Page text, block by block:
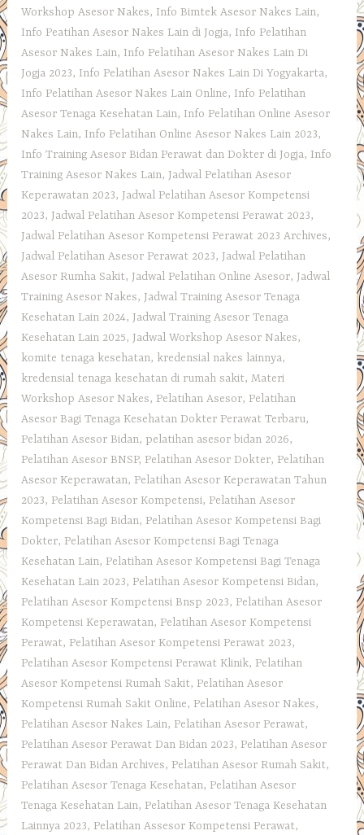
Workshop Asesor Nakes, Info Bimtek Asesor Nakes Lain,
Info Peatihan Asesor Nakes Lain di Jogja, Info Pelatihan
Asesor Nakes Lain, Info Pelatihan Asesor Nakes Lain Di
Jogja 2023, Info Pelatihan Asesor Nakes Lain Di Yogyakarta,
Info Pelatihan Asesor Nakes Lain Online, Info Pelatihan
Asesor Tenaga Kesehatan Lain, Info Pelatihan Online Asesor
Nakes Lain, Info Pelatihan Online Asesor Nakes Lain 2023,
Info Training Asesor Bidan Perawat dan Dokter di Jogja, Info
Training Asesor Nakes Lain, Jadwal Pelatihan Asesor
Keperawatan 2023, Jadwal Pelatihan Asesor Kompetensi
2023, Jadwal Pelatihan Asesor Kompetensi Perawat 2023,
Jadwal Pelatihan Asesor Kompetensi Perawat 2023 Archives,
Jadwal Pelatihan Asesor Perawat 2023, Jadwal Pelatihan
Asesor Rumha Sakit, Jadwal Pelatihan Online Asesor, Jadwal
Training Asesor Nakes, Jadwal Training Asesor Tenaga
Kesehatan Lain 2024, Jadwal Training Asesor Tenaga
Kesehatan Lain 2025, Jadwal Workshop Asesor Nakes,
komite tenaga kesehatan, kredensial nakes lainnya,
kredensial tenaga kesehatan di rumah sakit,Materi
Workshop Asesor Nakes, Pelatihan Asesor, Pelatihan
Asesor Bagi Tenaga Kesehatan Dokter Perawat Terbaru,
Pelatihan Asesor Bidan, pelatihan asesor bidan 2026,
Pelatihan Asesor BNSP, Pelatihan Asesor Dokter, Pelatihan
Asesor Keperawatan, Pelatihan Asesor Keperawatan Tahun
2023, Pelatihan Asesor Kompetensi, Pelatihan Asesor
Kompetensi Bagi Bidan, Pelatihan Asesor Kompetensi Bagi
Dokter, Pelatihan Asesor Kompetensi Bagi Tenaga
Kesehatan Lain, Pelatihan Asesor Kompetensi Bagi Tenaga
Kesehatan Lain 2023, Pelatihan Asesor Kompetensi Bidan,
Pelatihan Asesor Kompetensi Bnsp 2023, Pelatihan Asesor
Kompetensi Keperawatan, Pelatihan Asesor Kompetensi
Perawat, Pelatihan Asesor Kompetensi Perawat 2023,
Pelatihan Asesor Kompetensi Perawat Klinik, Pelatihan
Asesor Kompetensi Rumah Sakit, Pelatihan Asesor
Kompetensi Rumah Sakit Online, Pelatihan Asesor Nakes,
Pelatihan Asesor Nakes Lain, Pelatihan Asesor Perawat,
Pelatihan Asesor Perawat Dan Bidan 2023, Pelatihan Asesor
Perawat Dan Bidan Archives, Pelatihan Asesor Rumah Sakit,
Pelatihan Asesor Tenaga Kesehatan, Pelatihan Asesor
Tenaga Kesehatan Lain, Pelatihan Asesor Tenaga Kesehatan
Lainnya 2023, Pelatihan Assesor Kompetensi Perawat,